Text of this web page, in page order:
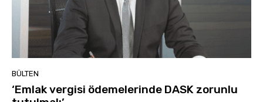
BÜLTEN
‘Emlak vergisi ödemelerinde DASK zorunlu